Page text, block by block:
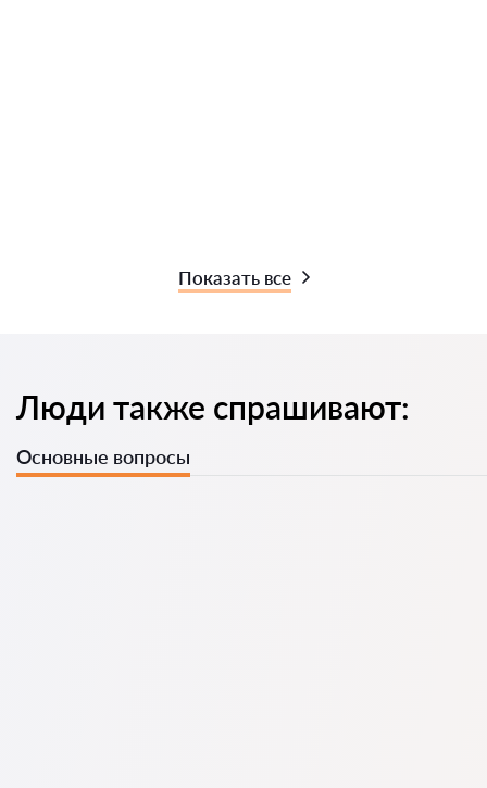
Показать все
Люди также спрашивают:
Основные вопросы